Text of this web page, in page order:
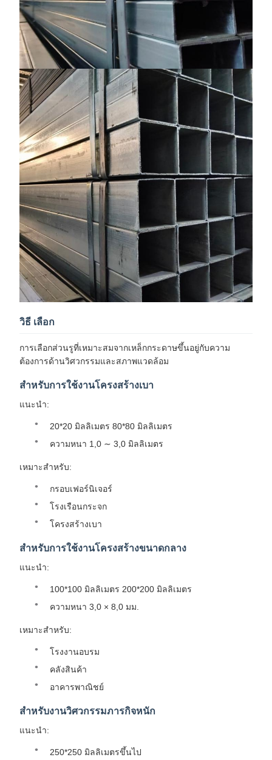
วิธี เลือก
การเลือกส่วนรูที่เหมาะสมจากเหล็กกระดาษขึ้นอยู่กับความ
ต้องการด้านวิศวกรรมและสภาพแวดล้อม
สําหรับการใช้งานโครงสร้างเบา
แนะนํา:
20*20 มิลลิเมตร 80*80 มิลลิเมตร
ความหนา 1,0 ∼ 3,0 มิลลิเมตร
เหมาะสําหรับ:
กรอบเฟอร์นิเจอร์
โรงเรือนกระจก
โครงสร้างเบา
สําหรับการใช้งานโครงสร้างขนาดกลาง
แนะนํา:
100*100 มิลลิเมตร 200*200 มิลลิเมตร
ความหนา 3,0 × 8,0 มม.
เหมาะสําหรับ:
โรงงานอบรม
คลังสินค้า
อาคารพาณิชย์
สําหรับงานวิศวกรรมภารกิจหนัก
แนะนํา:
250*250 มิลลิเมตรขึ้นไป